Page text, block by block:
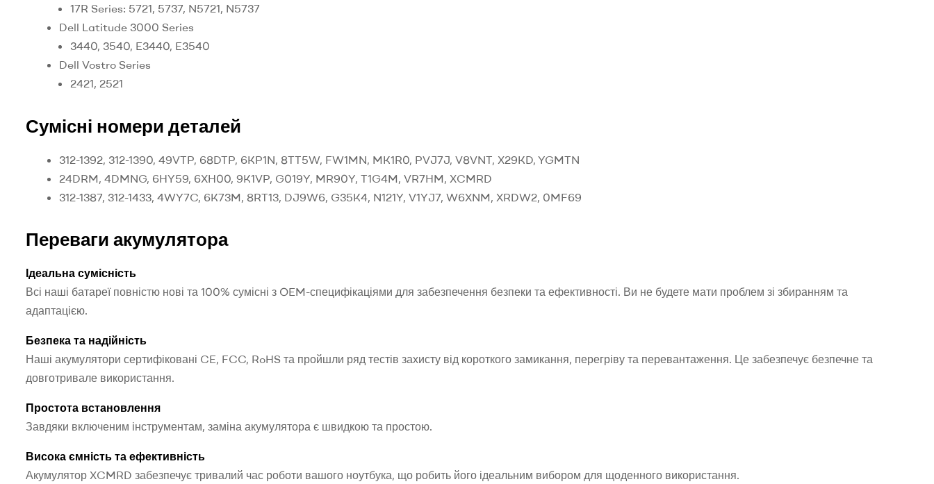
17R Series: 5721, 5737, N5721, N5737
Dell Latitude 3000 Series
3440, 3540, E3440, E3540
Dell Vostro Series
2421, 2521
Сумісні номери деталей
312-1392, 312-1390, 49VTP, 68DTP, 6KP1N, 8TT5W, FW1MN, MK1R0, PVJ7J, V8VNT, X29KD, YGMTN
24DRM, 4DMNG, 6HY59, 6XH00, 9K1VP, G019Y, MR90Y, T1G4M, VR7HM, XCMRD
312-1387, 312-1433, 4WY7C, 6K73M, 8RT13, DJ9W6, G35K4, N121Y, V1YJ7, W6XNM, XRDW2, 0MF69
Переваги акумулятора
Ідеальна сумісність
Всі наші батареї повністю нові та 100% сумісні з OEM-специфікаціями для забезпечення безпеки та ефективності. Ви не будете мати проблем зі збиранням та
адаптацією.
Безпека та надійність
Наші акумулятори сертифіковані CE, FCC, RoHS та пройшли ряд тестів захисту від короткого замикання, перегріву та перевантаження. Це забезпечує безпечне та
довготривале використання.
Простота встановлення
Завдяки включеним інструментам, заміна акумулятора є швидкою та простою.
Висока ємність та ефективність
Акумулятор XCMRD забезпечує тривалий час роботи вашого ноутбука, що робить його ідеальним вибором для щоденного використання.